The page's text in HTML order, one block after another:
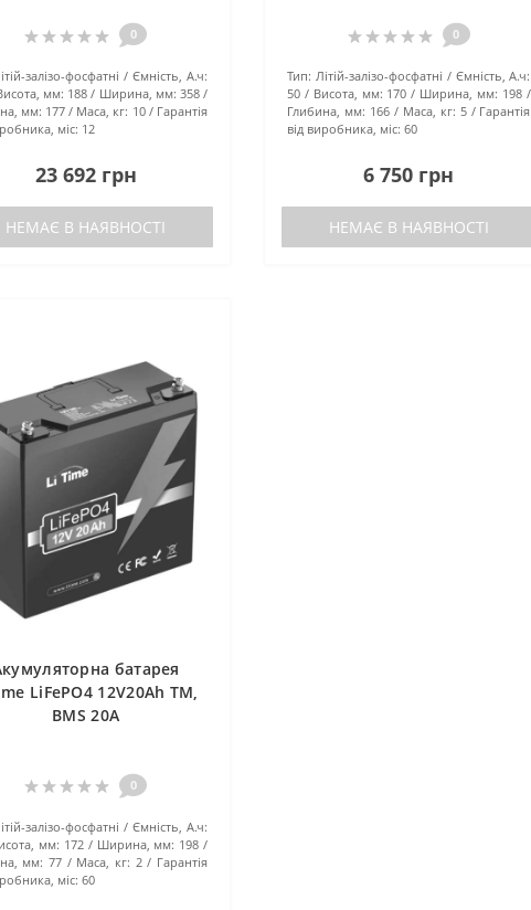
0
залізо-фосфатні
Ємність, А.ч:
мм: 188 Ширина, мм: 358
мм: 177 Маса, кг: 10
Гарантія
міс: 12
23 692 грн
НЕМАЄ В НАЯВНОСТІ
0
Тип: Літій-залізо-фосфатні
Ємність, А.ч:
50
Висота, мм: 170 Ширина, мм: 198
Глибина, мм: 166 Маса, кг: 5
Гарантія
від виробника, міс: 60
6 750 грн
НЕМАЄ В НАЯВНОСТІ
батарея
LiFePO4 12V20Ah TM,
BMS 20A
0
залізо-фосфатні
Ємність, А.ч:
мм: 172 Ширина, мм: 198
мм: 77 Маса, кг: 2
Гарантія
міс: 60